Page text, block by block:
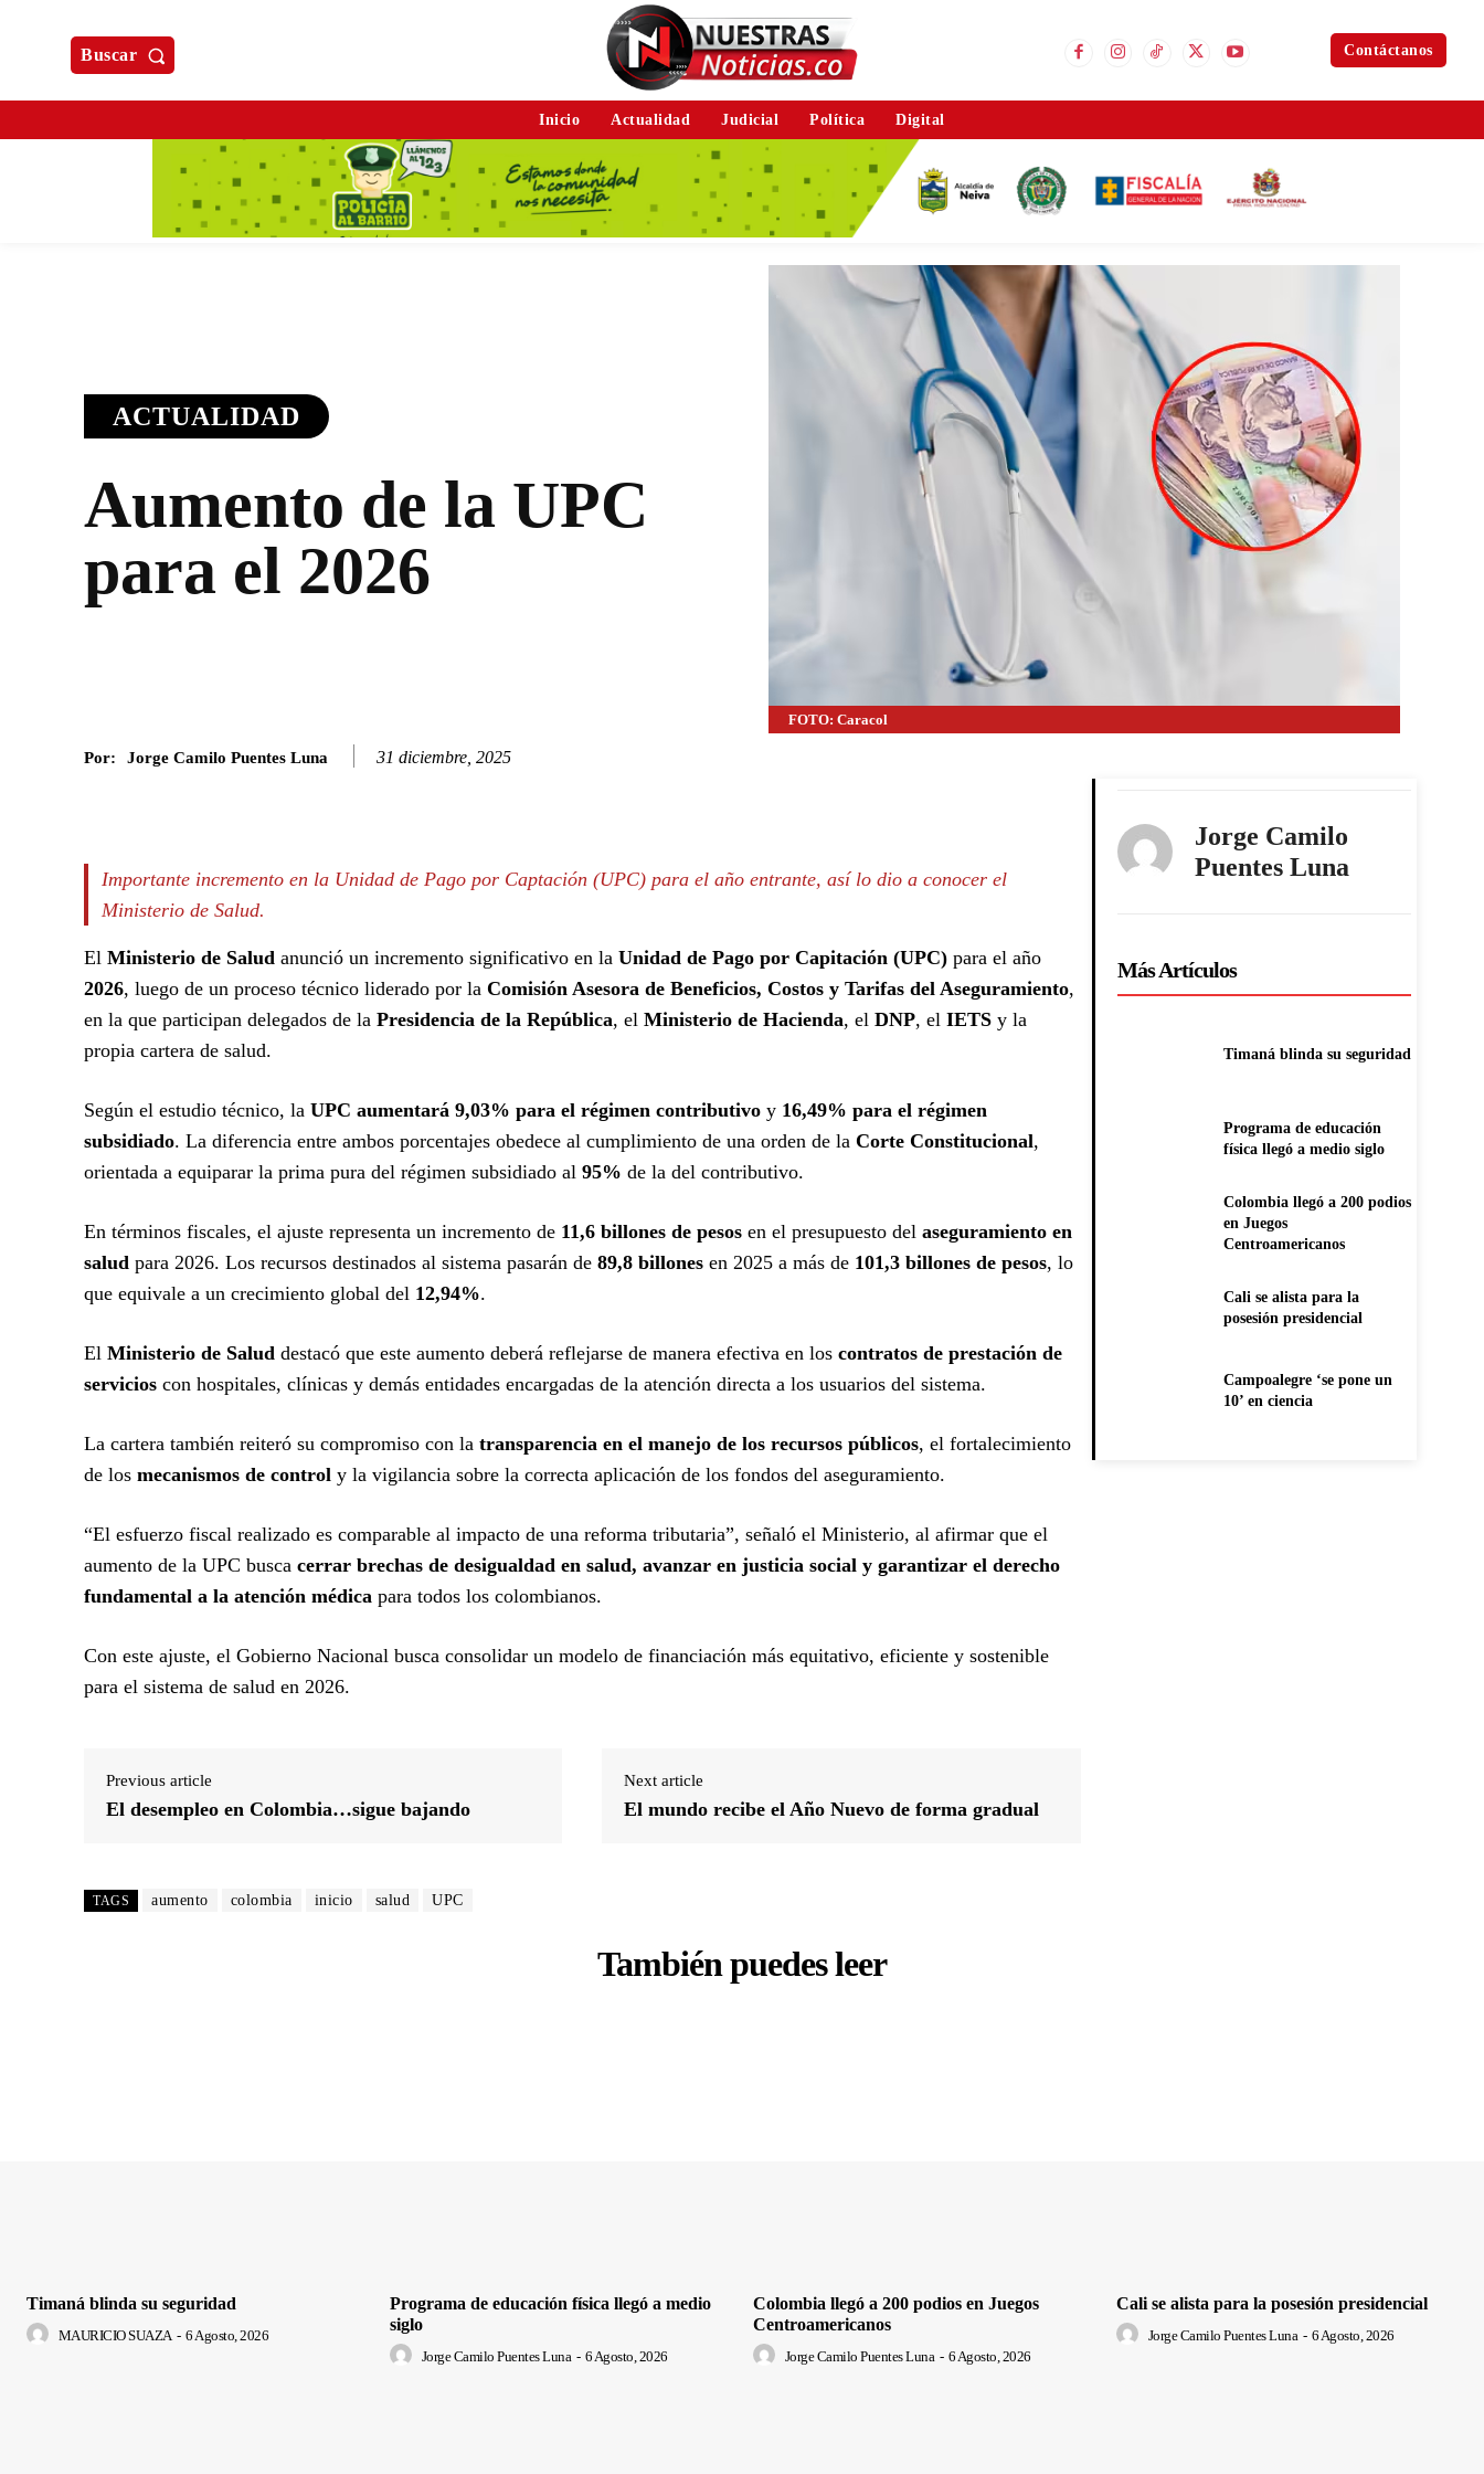
Buscar Contáctanos
Inicio Actualidad Judicial Política Digital
ACTUALIDAD
Aumento de la UPC
para el 2026
FOTO: Caracol
Por: Jorge Camilo Puentes Luna 31 diciembre, 2025
Importante incremento en la Unidad de Pago por Captación (UPC) para el año entrante, así lo dio a conocer el
Ministerio de Salud.
El Ministerio de Salud anunció un incremento significativo en la Unidad de Pago por Capitación (UPC) para el año
2026, luego de un proceso técnico liderado por la Comisión Asesora de Beneficios, Costos y Tarifas del Aseguramiento,
en la que participan delegados de la Presidencia de la República, el Ministerio de Hacienda, el DNP, el IETS y la
propia cartera de salud.
Según el estudio técnico, la UPC aumentará 9,03% para el régimen contributivo y 16,49% para el régimen
subsidiado. La diferencia entre ambos porcentajes obedece al cumplimiento de una orden de la Corte Constitucional,
orientada a equiparar la prima pura del régimen subsidiado al 95% de la del contributivo.
En términos fiscales, el ajuste representa un incremento de 11,6 billones de pesos en el presupuesto del aseguramiento en
salud para 2026. Los recursos destinados al sistema pasarán de 89,8 billones en 2025 a más de 101,3 billones de pesos, lo
que equivale a un crecimiento global del 12,94%.
El Ministerio de Salud destacó que este aumento deberá reflejarse de manera efectiva en los contratos de prestación de
servicios con hospitales, clínicas y demás entidades encargadas de la atención directa a los usuarios del sistema.
La cartera también reiteró su compromiso con la transparencia en el manejo de los recursos públicos, el fortalecimiento
de los mecanismos de control y la vigilancia sobre la correcta aplicación de los fondos del aseguramiento.
“El esfuerzo fiscal realizado es comparable al impacto de una reforma tributaria”, señaló el Ministerio, al afirmar que el
aumento de la UPC busca cerrar brechas de desigualdad en salud, avanzar en justicia social y garantizar el derecho
fundamental a la atención médica para todos los colombianos.
Con este ajuste, el Gobierno Nacional busca consolidar un modelo de financiación más equitativo, eficiente y sostenible
para el sistema de salud en 2026.
Previous article
El desempleo en Colombia…sigue bajando
Next article
El mundo recibe el Año Nuevo de forma gradual
TAGS aumento colombia inicio salud UPC
Jorge Camilo
Puentes Luna
Más Artículos
Timaná blinda su seguridad
Programa de educación
física llegó a medio siglo
Colombia llegó a 200 podios
en Juegos
Centroamericanos
Cali se alista para la
posesión presidencial
Campoalegre ‘se pone un
10’ en ciencia
También puedes leer
Timaná blinda su seguridad
MAURICIO SUAZA - 6 Agosto, 2026
Programa de educación física llegó a medio
siglo
Jorge Camilo Puentes Luna - 6 Agosto, 2026
Colombia llegó a 200 podios en Juegos
Centroamericanos
Jorge Camilo Puentes Luna - 6 Agosto, 2026
Cali se alista para la posesión presidencial
Jorge Camilo Puentes Luna - 6 Agosto, 2026